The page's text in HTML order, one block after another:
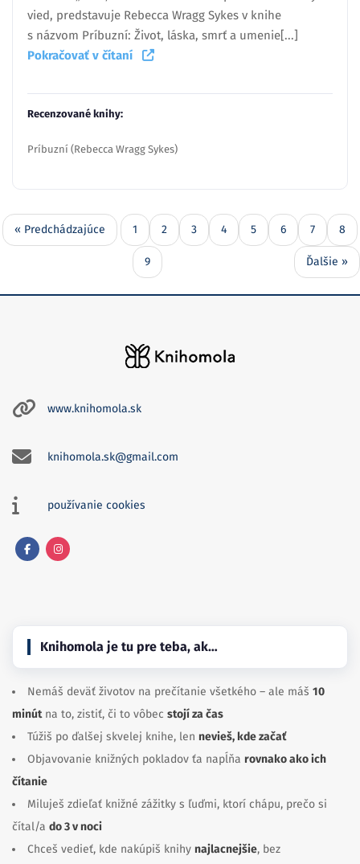
vied, predstavuje Rebecca Wragg Sykes v knihe
s názvom Príbuzní: Život, láska, smrť a umenie[...]
Pokračovať v čítaní
Recenzované knihy:
Príbuzní (Rebecca Wragg Sykes)
« Predchádzajúce 1 2 3 4 5 6 7 8
9 Ďalšie »
www.knihomola.sk
knihomola.sk@gmail.com
používanie cookies
Knihomola je tu pre teba, ak…
Nemáš deväť životov na prečítanie všetkého – ale máš 10
minútna to, zistiť, či to vôbec stojí za čas
Túžiš po ďalšej skvelej knihe, len nevieš, kde začať
Objavovanie knižných pokladov ťa napĺňa rovnako ako ich
čítanie
Miluješ zdieľať knižné zážitky s ľuďmi, ktorí chápu, prečo si
čítal/a do 3 v noci
Chceš vedieť, kde nakúpiš knihy najlacnejšie, bez